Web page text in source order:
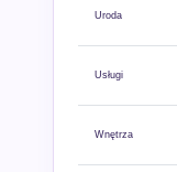
Uroda
Usługi
Wnętrza